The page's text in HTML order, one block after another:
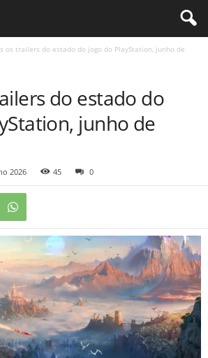
os trailers do estado do jogo do PlayStation, junho de
do estado do
junho de
2026 45 0